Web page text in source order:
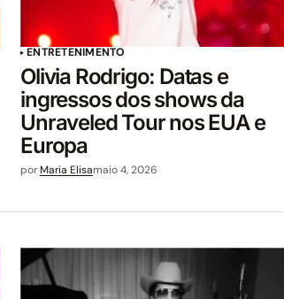
ENTRETENIMENTO
Olivia Rodrigo: Datas e
ingressos dos shows da
Unraveled Tour nos EUA e
Europa
por Maria Elisamaio 4, 2026